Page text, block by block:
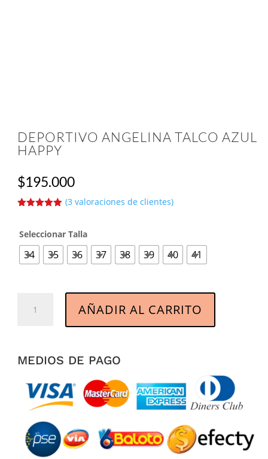
DEPORTIVO ANGELINA TALCO AZUL
HAPPY
$195.000
5 basado
en
puntuacione
s de
clientes
(3valoraciones de clientes)
Seleccionar Talla
34 35 36 37 38 39 40 41
Angelina
Happy
cantidad
AÑADIR AL CARRITO
MEDIOS DE PAGO